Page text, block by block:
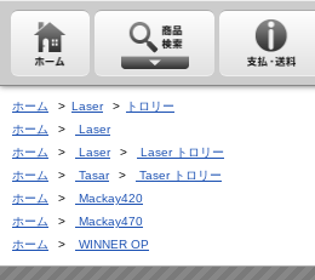
ホーム > Laser >
トロリー
ホーム
>
Laser
ホーム
> Laser >
Laser トロリー
ホーム
> Tasar >
Taser トロリー
ホーム
>
Mackay420
ホーム
>
Mackay470
ホーム
> WINNER OP